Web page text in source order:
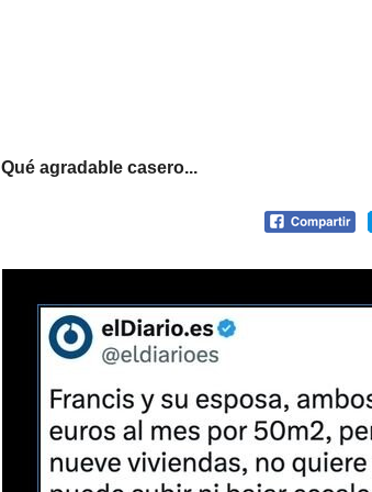
Qué agradable casero...